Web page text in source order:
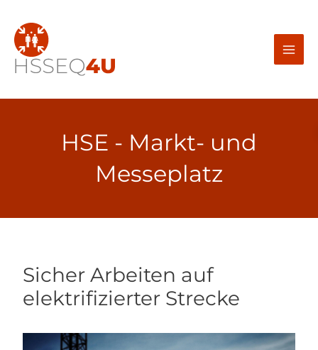
Inhalt
springen
HSE - Markt- und
Messeplatz
Sicher Arbeiten auf
elektrifizierter Strecke